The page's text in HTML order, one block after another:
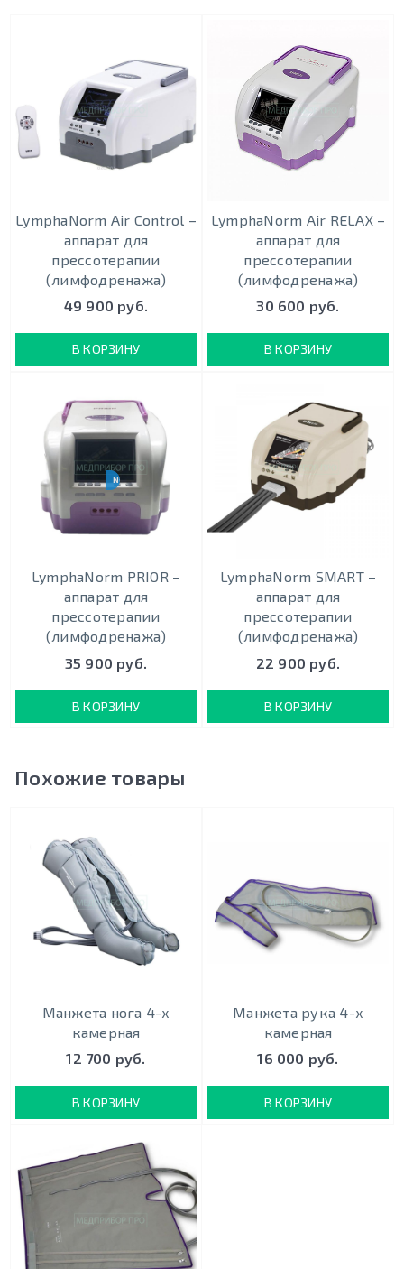
LymphaNorm Air Control –
аппарат для
прессотерапии
(лимфодренажа)
49 900 руб.
В КОРЗИНУ
LymphaNorm Air RELAX –
аппарат для
прессотерапии
(лимфодренажа)
30 600 руб.
В КОРЗИНУ
NEW 2020
LymphaNorm PRIOR –
аппарат для
прессотерапии
(лимфодренажа)
35 900 руб.
В КОРЗИНУ
LymphaNorm SMART –
аппарат для
прессотерапии
(лимфодренажа)
22 900 руб.
В КОРЗИНУ
Похожие товары
Манжета нога 4-х
камерная
12 700 руб.
В КОРЗИНУ
Манжета рука 4-х
камерная
16 000 руб.
В КОРЗИНУ